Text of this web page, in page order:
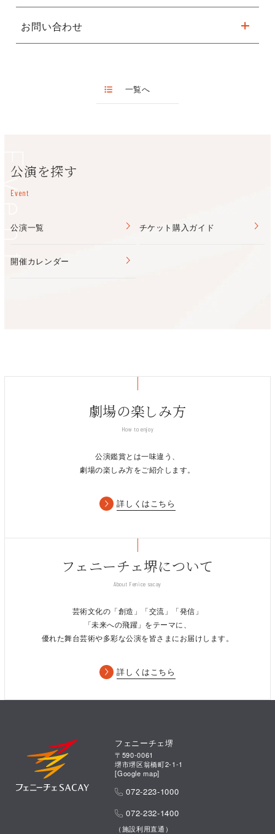
ALOHANA HULA
お問い合わせ
一覧へ
公演を探す
Event
公演一覧 チケット購入ガイド
開催カレンダー
劇場の楽しみ方
How to enjoy
公演鑑賞とは一味違う、
劇場の楽しみ方をご紹介します。
詳しくはこちら
フェニーチェ堺について
About Fenice sacay
芸術文化の「創造」「交流」「発信」
「未来への飛躍」をテーマに、
優れた舞台芸術や多彩な公演を皆さまにお届けします。
詳しくはこちら
フェニーチェ堺
〒590-0061
堺市堺区翁橋町2-1-1
[Google map]
072-223-1000
072-232-1400
（施設利用直通）